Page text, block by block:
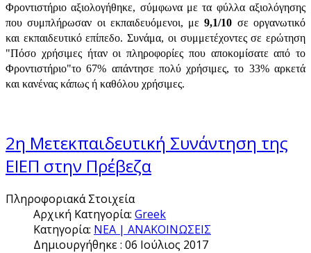
Φροντιστήριο αξιολογήθηκε, σύμφωνα με τα φύλλα αξιολόγησης
που συμπλήρωσαν οι εκπαιδευόμενοι, με9,1/10 σε οργανωτικό
και εκπαιδευτικό επίπεδο. Συνάμα, οι συμμετέχοντες σε ερώτηση
"Πόσο χρήσιμες ήταν οι πληροφορίες που αποκομίσατε από το
Φροντιστήριο"το 67% απάντησε πολύ χρήσιμες, το 33% αρκετά
και κανένας κάπως ή καθόλου χρήσιμες.
2η Μετεκπαιδευτική Συνάντηση της
ΕΙΕΠ στην Πρέβεζα
Πληροφοριακά Στοιχεία
Αρχική Κατηγορία: Greek
Κατηγορία: ΝΕΑ | ΑΝΑΚΟΙΝΩΣΕΙΣ
Δημιουργήθηκε : 06 Ιούλιος 2017